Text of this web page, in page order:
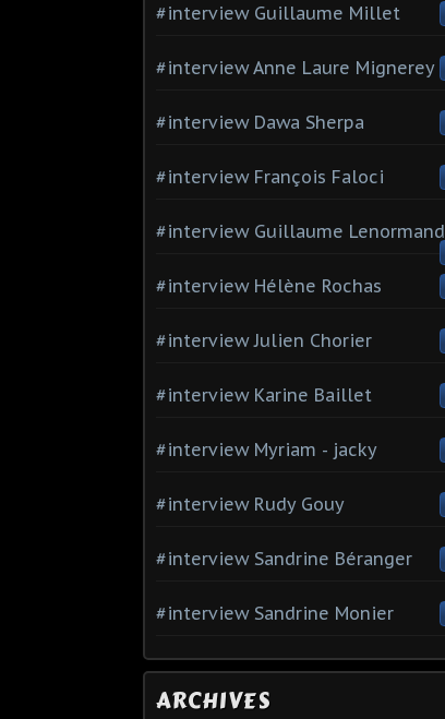
#interview Guillaume Millet
#interview Anne Laure Mignerey
#interview Dawa Sherpa
#interview François Faloci
#interview Guillaume Lenormand
#interview Hélène Rochas
#interview Julien Chorier
#interview Karine Baillet
#interview Myriam - jacky
#interview Rudy Gouy
#interview Sandrine Béranger
#interview Sandrine Monier
ARCHIVES